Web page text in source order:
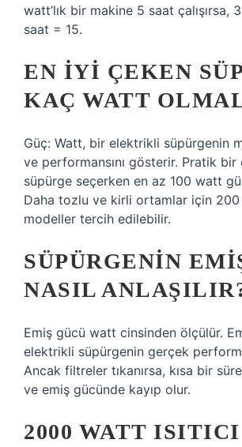
watt’lık bir makine 5 saat çalışırsa,
saat = 15.
EN IYI ÇEKEN
KAÇ WATT
Güç: Watt, bir elektrikli süpürgenin
ve performansını gösterir. Pratik
süpürge seçerken en az 100 watt
Daha tozlu ve kirli ortamlar için
modeller tercih edilebilir.
SÜPÜRGENIN
NASIL
Emiş gücü watt cinsinden ölçülür.
elektrikli süpürgenin gerçek
Ancak filtreler tıkanırsa, kısa bir
ve emiş gücünde kayıp olur.
2000 WATT ISITICI